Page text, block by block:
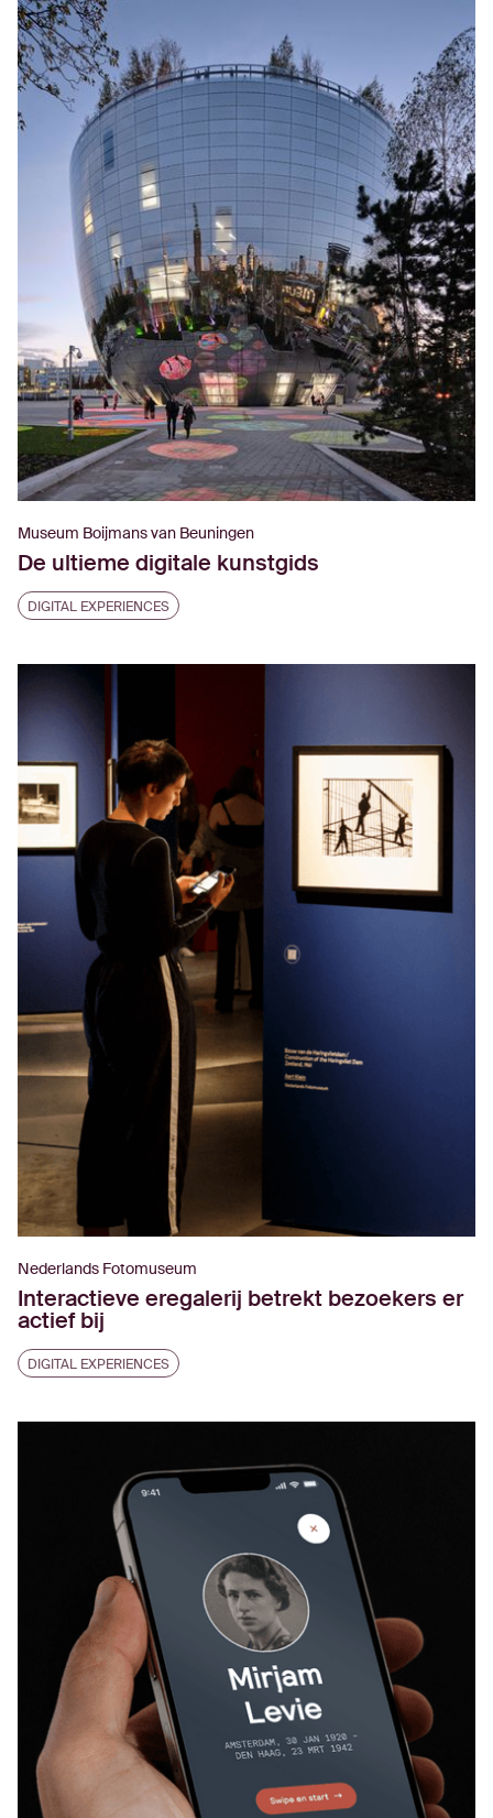
Museum Boijmans van Beuningen
De ultieme digitale kunstgids
DIGITAL EXPERIENCES
Nederlands Fotomuseum
Interactieve eregalerij betrekt bezoekers er
actief bij
DIGITAL EXPERIENCES